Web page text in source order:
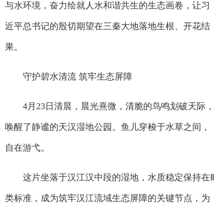
与水环境，奋力绘就人水和谐共生的生态画卷，让习
近平总书记的殷切期望在三秦大地落地生根、开花结
果。
守护碧水清流 筑牢生态屏障
4月23日清晨，晨光熹微，清脆的鸟鸣划破天际，
唤醒了静谧的天汉湿地公园。鱼儿穿梭于水草之间，
自在游弋。
这片坐落于汉江汉中段的湿地，水质稳定保持在Ⅱ
类标准，成为筑牢汉江流域生态屏障的关键节点，为